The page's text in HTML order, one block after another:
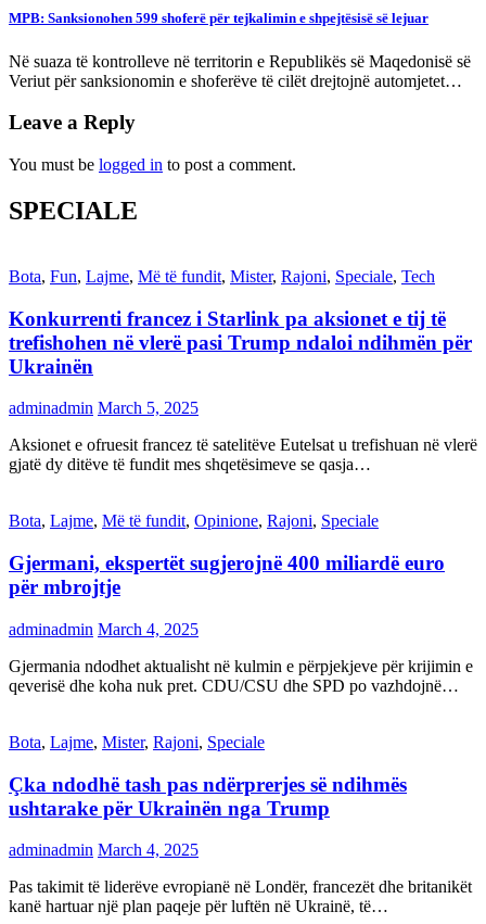
MPB: Sanksionohen 599 shoferë për tejkalimin e shpejtësisë së lejuar
Në suaza të kontrolleve në territorin e Republikës së Maqedonisë së
Veriut për sanksionomin e shoferëve të cilët drejtojnë automjetet…
Leave a Reply
You must be logged in to post a comment.
SPECIALE
Bota, Fun, Lajme, Më të fundit, Mister, Rajoni, Speciale, Tech
Konkurrenti francez i Starlink pa aksionet e tij të
trefishohen në vlerë pasi Trump ndaloi ndihmën për
Ukrainën
adminadmin March 5, 2025
Aksionet e ofruesit francez të satelitëve Eutelsat u trefishuan në vlerë
gjatë dy ditëve të fundit mes shqetësimeve se qasja…
Bota, Lajme, Më të fundit, Opinione, Rajoni, Speciale
Gjermani, ekspertët sugjerojnë 400 miliardë euro
për mbrojtje
adminadmin March 4, 2025
Gjermania ndodhet aktualisht në kulmin e përpjekjeve për krijimin e
qeverisë dhe koha nuk pret. CDU/CSU dhe SPD po vazhdojnë…
Bota, Lajme, Mister, Rajoni, Speciale
Çka ndodhë tash pas ndërprerjes së ndihmës
ushtarake për Ukrainën nga Trump
adminadmin March 4, 2025
Pas takimit të liderëve evropianë në Londër, francezët dhe britanikët
kanë hartuar një plan paqeje për luftën në Ukrainë, të…